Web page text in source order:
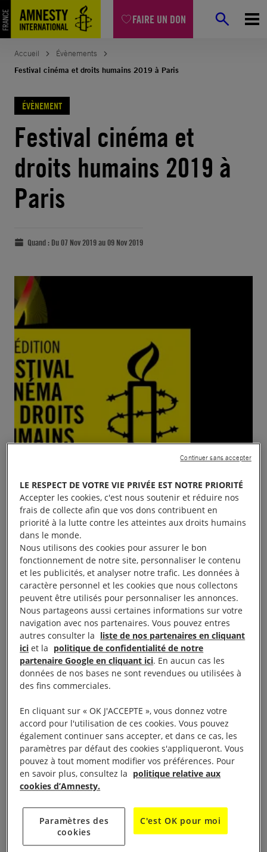
FAIRE UN DON
Accueil
Évènements
Festival cinéma et droits humains 2019 à Paris
ÉVÈNEMENT
Festival cinéma et
droits humains 2019 à
Paris
Quand : Du 07 Nov 2019 au 09 Nov 2019
Présentation
La 10e édition du Festival Cinéma et Droits
Humains, organisé par Amnesty International
France, aura lieu du8 au 10 novembre prochain, au
Reflet Médicis (Paris 5e). Natacha Régnier,
comédienne et proche d’Amnesty International, est
la marraine de cette édition.
Ce festival est un rendez-vous qui réunit cinéphiles
et militants. Avant-premières et rencontres
ponctueront le festival, dont la vocation est de
proposer un regard engagé sur la situation des
droits humains dans le monde.
Pour la première fois, le festival se déroulera sur un
weekend entier, du vendredi 8 au dimanche 10
LE RESPECT DE VOTRE VIE PRIVÉE EST NOTRE PRIORITÉ
Accepter les cookies, c'est nous soutenir et réduire nos
frais de collecte afin que vos dons contribuent en
priorité à la lutte contre les atteintes aux droits humains
dans le monde.
Nous utilisons des cookies pour assurer le bon
fonctionnement de notre site, personnaliser le contenu
et les publicités, et analyser notre trafic. Les données à
caractère personnel et les cookies que nous collectons
peuvent être utilisés pour personnaliser les annonces.
Nous partageons aussi certaines informations sur votre
navigation avec nos partenaires. Vous pouvez entres
autres consulter la liste de nos partenaires en cliquant
ici et la politique de confidentialité de notre
partenaire Google en cliquant ici. En aucun cas les
données de nos bases ne sont revendues ou utilisées à
des fins commerciales.
En cliquant sur « OK J'ACCEPTE », vous donnez votre
accord pour l'utilisation de ces cookies. Vous pouvez
également continuer sans accepter, et dans ce cas, les
paramètres par défaut des cookies s'appliqueront. Vous
pouvez à tout moment modifier vos préférences. Pour
en savoir plus, consultez la politique relative aux
cookies d’Amnesty.
Paramètres des
cookies
C'est OK pour moi
Continuer sans accepter